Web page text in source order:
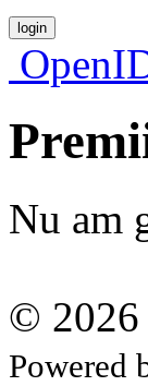
Nu am
© 2026
Powered